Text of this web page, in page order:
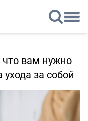
вам нужно
за собой